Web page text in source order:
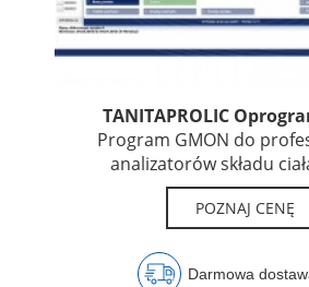
TANITAPROLIC
Program GMON do
analizatorów składu
POZNAJ CENĘ
Darmowa